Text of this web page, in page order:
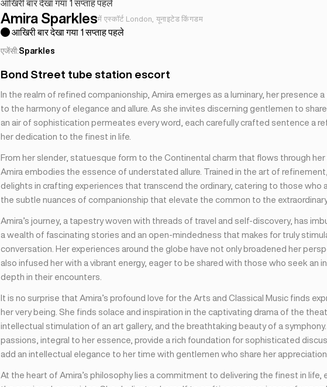
आखिरी बार देखा गया 1 सप्ताह पहले
Amira Sparklesमें एस्कॉर्ट London, यूनाइटेड किंगडम
आखिरी बार देखा गया 1 सप्ताह पहले
एजेंसी:Sparkles
Bond Street tube station escort
In the realm of refined companionship, Amira emerges as a luminary, her presence
to the harmony of elegance and allure. As she invites discerning gentlemen to share
an air of sophistication permeates every word, each carefully crafted sentence a
her dedication to the finest in life.
From her slender, statuesque form to the Continental charm that flows through her
Amira embodies the essence of understated allure. Trained in the art of
delights in crafting experiences that transcend the ordinary, catering to those who
the subtle nuances of companionship that elevate the common to the
Amira’s journey, a tapestry woven with threads of travel and self-discovery, has
a wealth of fascinating stories and an open-mindedness that makes for truly
conversation. Her experiences around the globe have not only broadened her
also infused her with a vibrant energy, eager to be shared with those who seek an
depth in their encounters.
It is no surprise that Amira’s profound love for the Arts and Classical Music finds
her very being. She finds solace and inspiration in the captivating drama of the
intellectual stimulation of an art gallery, and the breathtaking beauty of a
passions, integral to her essence, provide a rich foundation for sophisticated
add an intellectual elegance to her time with gentlemen who share her appreciation
At the heart of Amira’s philosophy lies a commitment to delivering the finest in life,